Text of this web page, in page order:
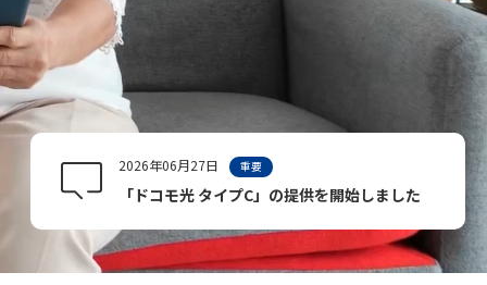
2026年06月27日 重要
「ドコモ光 タイプC」の提供を開始しました